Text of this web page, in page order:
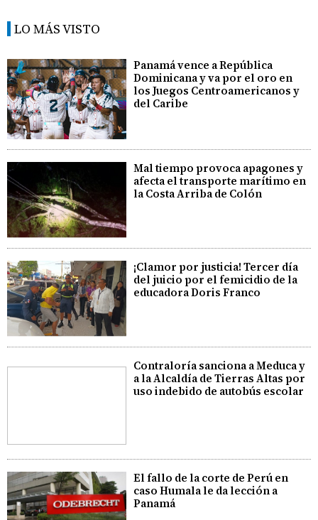
LO MÁS VISTO
Panamá vence a República
Dominicana y va por el oro en
los Juegos Centroamericanos y
del Caribe
Mal tiempo provoca apagones y
afecta el transporte marítimo en
la Costa Arriba de Colón
¡Clamor por justicia! Tercer día
del juicio por el femicidio de la
educadora Doris Franco
Contraloría sanciona a Meduca y
a la Alcaldía de Tierras Altas por
uso indebido de autobús escolar
El fallo de la corte de Perú en
caso Humala le da lección a
Panamá